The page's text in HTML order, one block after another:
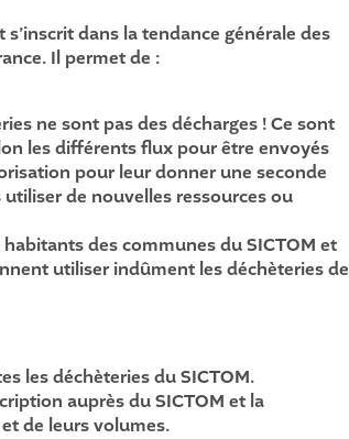
dans la tendance générale des
Il permet de :
ne sont pas des décharges ! Ce sont
les différents flux pour être envoyés
pour leur donner une seconde
de nouvelles ressources ou
habitants des communes du SICTOM et
utiliser indûment les déchèteries de
les déchèteries du SICTOM.
auprès du SICTOM et la
de leurs volumes.